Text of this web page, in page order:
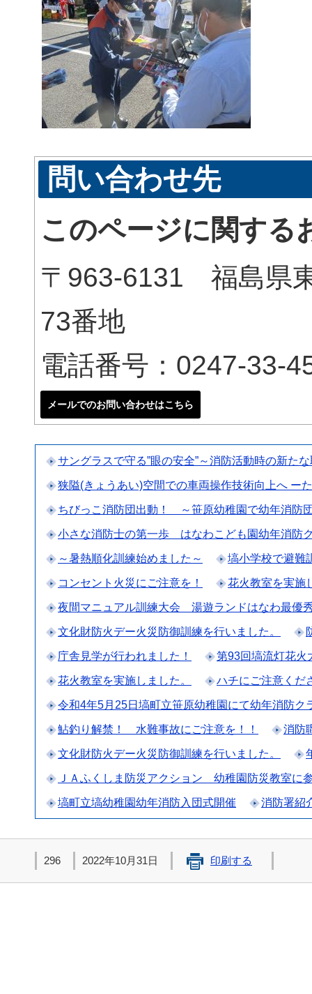
問い合わせ先
このページに関する
〒963-6131 福島県
73番地
電話番号：0247-33-
メールでのお問い合わせはこちら
サングラスで守る”眼の安全”～消防活動時の新た
狭隘(きょうあい)空間での車両操作技術向上へ ー
ちびっこ消防団出動！ ～笹原幼稚園で幼年消防
小さな消防士の第一歩 はなわこども園幼年消防
～暑熱順化訓練始めました～ 塙小学校で避難
コンセント火災にご注意を！ 花火教室を実施
夜間マニュアル訓練大会 湯遊ランドはなわ最優
文化財防火デー火災防御訓練を行いました。
庁舎見学が行われました！ 第93回塙流灯花火
花火教室を実施しました。 ハチにご注意くだ
令和4年5月25日塙町立笹原幼稚園にて幼年消防ク
鮎釣り解禁！ 水難事故にご注意を！！ 消防
文化財防火デー火災防御訓練を行いました。
ＪＡふくしま防災アクション 幼稚園防災教室に
塙町立塙幼稚園幼年消防入団式開催 消防署紹
296 2022年10月31日 印刷する